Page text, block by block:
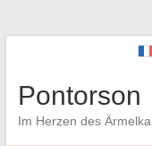
Pontorson
Im Herzen des